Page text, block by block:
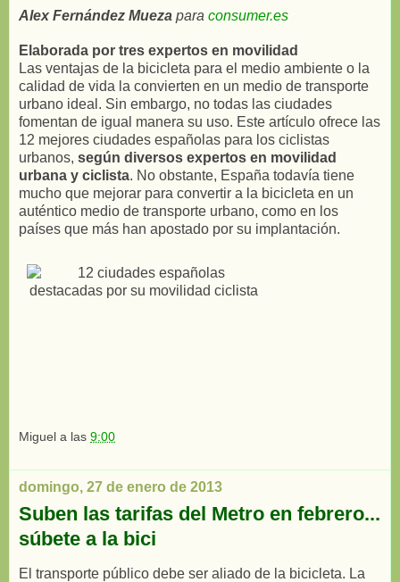
Alex Fernández Mueza para consumer.es
Elaborada por tres expertos en movilidad
Las ventajas de la bicicleta para el medio ambiente o la
calidad de vida la convierten en un medio de transporte
urbano ideal. Sin embargo, no todas las ciudades
fomentan de igual manera su uso. Este artículo ofrece las
12 mejores ciudades españolas para los ciclistas
urbanos, según diversos expertos en movilidad
urbana y ciclista. No obstante, España todavía tiene
mucho que mejorar para convertir a la bicicleta en un
auténtico medio de transporte urbano, como en los
países que más han apostado por su implantación.
Miguel a las 9:00
domingo, 27 de enero de 2013
Suben las tarifas del Metro en febrero...
súbete a la bici
El transporte público debe ser aliado de la bicicleta. La